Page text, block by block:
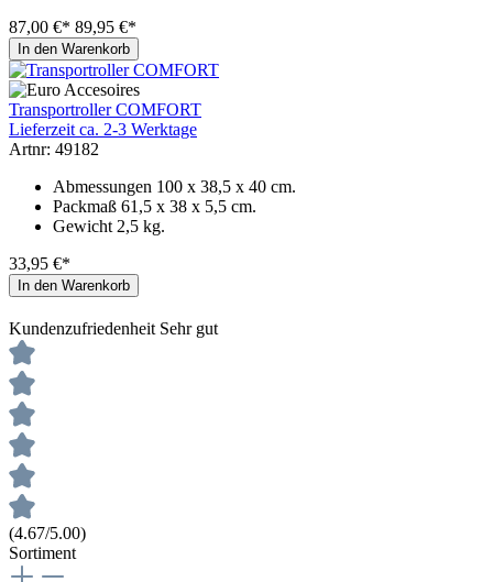
87,00 €* 89,95 €*
In den Warenkorb
Transportroller COMFORT
Lieferzeit ca. 2-3 Werktage
Artnr: 49182
Abmessungen 100 x 38,5 x 40 cm.
Packmaß 61,5 x 38 x 5,5 cm.
Gewicht 2,5 kg.
33,95 €*
In den Warenkorb
Kundenzufriedenheit Sehr gut
(4.67/5.00)
Sortiment